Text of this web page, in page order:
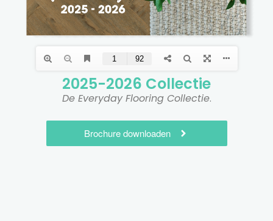
2025-2026 Collectie​
De Everyday Flooring Collectie.
Brochure downloaden